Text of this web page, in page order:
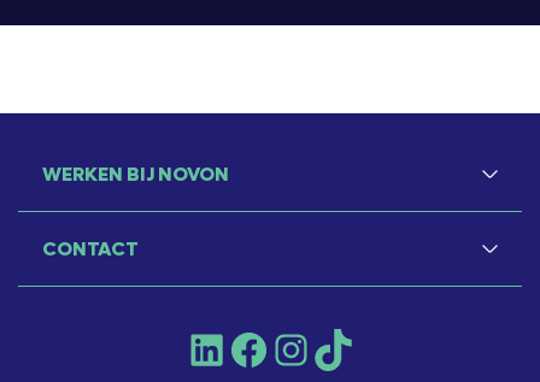
WERKEN BIJ NOVON
CONTACT
LinkedInFacebookInstagram
TikTok